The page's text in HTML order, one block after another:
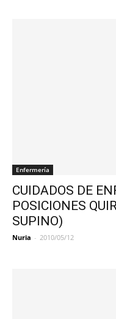
Enfermería
CUIDADOS DE
POSICIONES
SUPINO)
Nuria - 2010/05/12